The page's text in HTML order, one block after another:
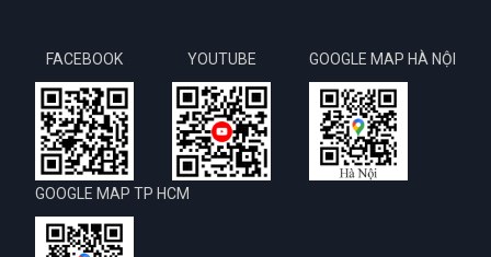
FACEBOOK YOUTUBE GOOGLE MAP HÀ NỘI
GOOGLE MAP TP HCM